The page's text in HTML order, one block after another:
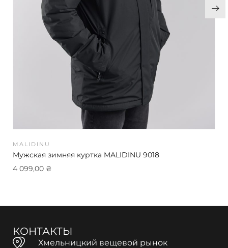
MALIDINU
Мужская зимняя куртка MALIDINU 9018
4 099,00 ₴
КОНТАКТЫ
Хмельницкий вещевой рынок